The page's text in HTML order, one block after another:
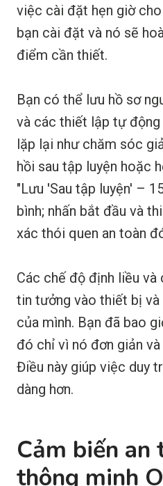
việc cài đặt hẹn giờ
bạn cài đặt và nó sẽ
điểm cần thiết.
Bạn có thể lưu hồ sơ
và các thiết lập tự
lặp lại như chăm sóc
hồi sau tập luyện hoặc
"Lưu 'Sau tập luyện' –
bình; nhấn bắt đầu và
xác thói quen an toàn
Các chế độ định liều
tin tưởng vào thiết bị và
của mình. Bạn đã bao
đó chỉ vì nó đơn giản
Điều này giúp việc duy
dàng hơn.
Cảm biến an
thông minh